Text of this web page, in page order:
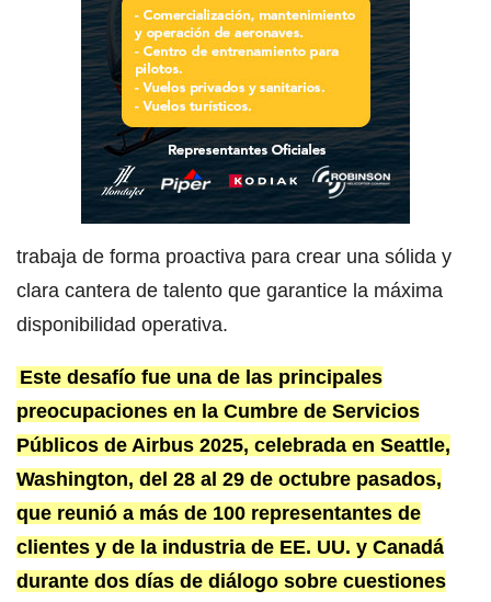
trabaja de forma proactiva para crear una sólida y
clara cantera de talento que garantice la máxima
disponibilidad operativa.
Este desafío fue una de las principales
preocupaciones en la Cumbre de Servicios
Públicos de Airbus 2025, celebrada en Seattle,
Washington, del 28 al 29 de octubre pasados,
que reunió a más de 100 representantes de
clientes y de la industria de EE. UU. y Canadá
durante dos días de diálogo sobre cuestiones